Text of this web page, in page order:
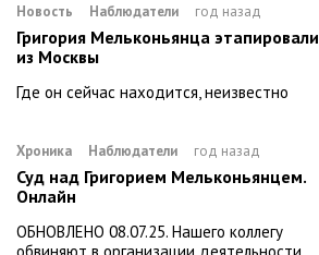
Новость Наблюдатели год назад
Григория Мельконьянца этапировали
из Москвы
Где он сейчас находится, неизвестно
Хроника Наблюдатели год назад
Суд над Григорием Мельконьянцем.
Онлайн
ОБНОВЛЕНО 08.07.25. Нашего коллегу